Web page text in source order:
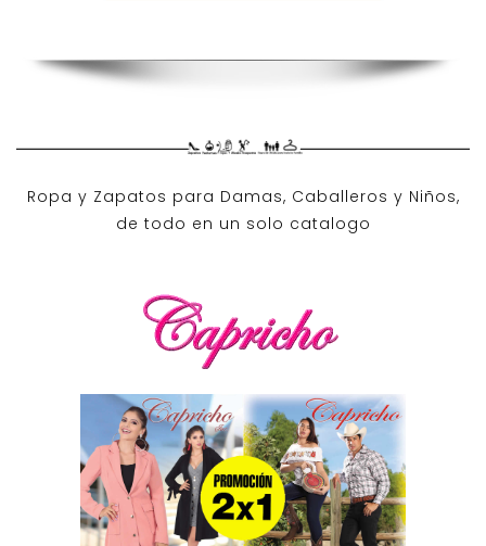
Ropa y Zapatos para Damas, Caballeros y Niños,
de todo en un solo catalogo